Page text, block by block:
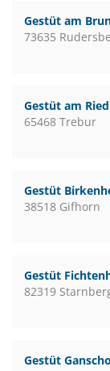
Gestüt am
73635
Gestüt am Ried
65468 Trebur
Gestüt
38518 Gifhorn
Gestüt
82319
Gestüt